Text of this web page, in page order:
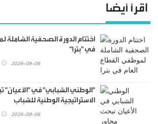
اقرأ أيضا
اختتام الدورة الصحفية الشاملة
في "بترا"
2026-08-06
"الوطني الشبابي" في "الأعيان"
الاستراتيجية الوطنية للشباب
2026-08-06